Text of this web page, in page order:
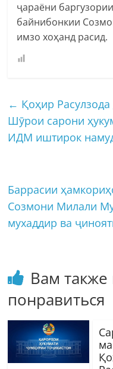
ҷараёни
байнибонкии
имзо хоҳанд расид.
← Қоҳир
Шӯрои сарони
ИДМ иштирок
Баррасии
Созмони Милали
мухаддир ва
Вам
понравиться